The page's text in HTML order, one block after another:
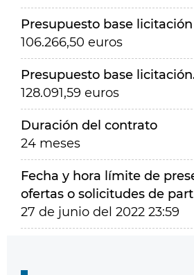
Presupuesto base
106.266,50 euros
Presupuesto base
128.091,59 euros
Duración del contrato
24 meses
Fecha y hora límite de
ofertas o solicitudes de
27 de junio del 2022 23:59